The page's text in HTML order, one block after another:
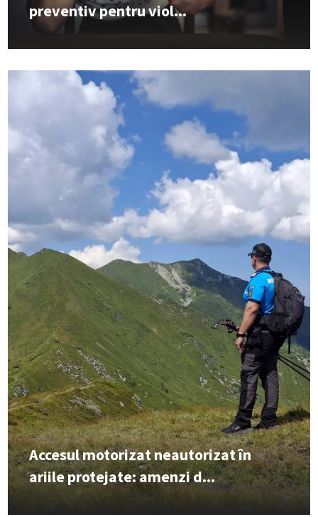
preventiv pentru viol...
Accesul motorizat neautorizat în
ariile protejate: amenzi d...